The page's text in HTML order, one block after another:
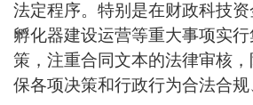
法定程序。特别是在财政科技资
孵化器建设运营等重大事项实
策 ，注重合同文本的法律审核
保各项决策和行政行为合法合规